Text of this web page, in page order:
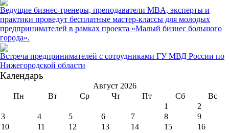
Ведущие бизнес-тренеры, преподаватели MBA, эксперты и
практики проведут бесплатные мастер-классы для молодых
предпринимателей в рамках проекта «Малый бизнес большого
города».
Встреча предпринимателей с сотрудниками ГУ МВД России по
Нижегородской области
Календарь
Август 2026
Пн
Вт Ср Чт Пт Сб Вс
1
2
3
4 5 6 7 8
9
10
11 12 13 14 15
16